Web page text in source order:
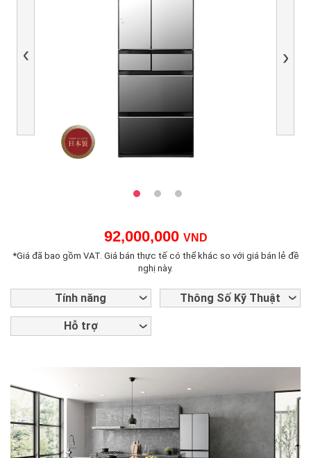
Previous Next
92,000,000 VND
*Giá đã bao gồm VAT. Giá bán thực tế có thể khác so với giá bán lẻ đề
nghị này.
Tính năng Thông Số Kỹ Thuật
Hỗ trợ